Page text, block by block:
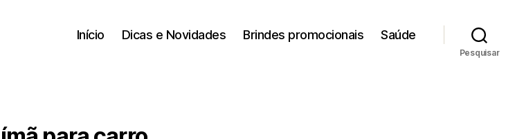
Início Dicas e Novidades Brindes promocionais Saúde
Pesquisar